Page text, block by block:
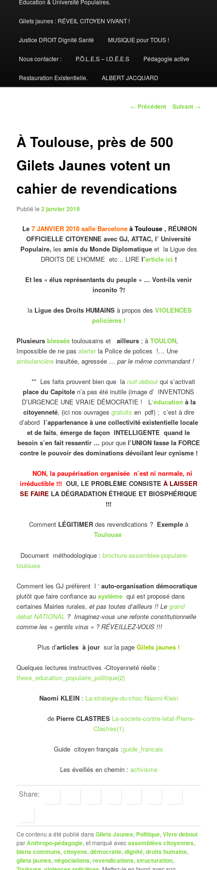
Gilets jaunes : RÉVEIL CITOYEN VIVANT !
Justice DROIT Dignité Santé MUSIQUE pour TOUS !
Nous contacter : P.Ô.L.E.S – I.D.É.E.S Pédagogie active
Restauration Existentielle. ALBERT JACQUARD
Navigation
← Précédent Suivant →
À Toulouse, près de 500
Gilets Jaunes votent un
cahier de revendications
Publié le2 janvier 2019
Le 7 JANVIER 2018 salle Barcelone à Toulouse , RÉUNION
OFFICIELLE CITOYENNE avec GJ, ATTAC, l’ Université
Populaire, les amis du Monde Diplomatiqueet la Ligue des
DROITS DE L’HOMME etc .. LIRE l’article ici !
Et les « élus représentants du peuple » … Vont-ils venir
inconito ?!
la Ligue des Droits HUMAINSà propos des VIOLENCES
policières !
Plusieursblessés toulousains et ailleurs ; àTOULON,
Impossible de ne pasalerterla Police de polices !… Une
ambulancière insultée, agressée … par le même commandant !
** Les faits prouvent bien que la nuit debout qui s’activait
place du Capitole n’a pas été inutile (image d’ INVENTONS
D’URGENCE UNE VRAIE DÉMOCRATIE ! L‘éducation à la
citoyenneté, (ici nos ouvrages gratuits en pdf) ; c’est à dire
d’abord l’appartenance à une collectivité existentielle locale
et de faits, émerge de façon INTELLIGENTE quand le
besoin s’en fait ressentir … pour que l’UNION fasse la FORCE
contre le pouvoir des dominations dévoilant leur cynisme !
NON, la paupérisation organisée n’est ni normale, ni
irréductible !!! OUI, LE PROBLÈME CONSISTE À LAISSER
SE FAIRE LA DÉGRADATION ÉTHIQUE ET BIOSPHÉRIQUE
!!!
Comment LÉGITIMERdes revendications ? Exempleà
Toulouse
Document méthodologique :brochure-assemblee-populaire-
toulouse
Comment les GJ préfèrent l ‘auto-organisation démocratique
plutôt que faire confiance ausystème qui est proposé dans
certaines Mairies rurales,et pas toutes d’ailleurs !! Le grand
débat NATIONAL ? Imaginez-vous une refonte constitutionnelle
comme les « gentils virus » ? RÉVEILLEZ-VOUS !!!
Plus d’articles à jour sur la page Gilets jaunes !
Quelques lectures instructives -Citoyenneté réelle :
these_education_populaire_politique(2)
Naomi KLEIN: La-strategie-du-choc-Naomi-Klein
de Pierre CLASTRES La-societe-contre-letat-Pierre-
Clastres(1)
Guide citoyen français :guide_francais
Les éveillés en chemin : activisme
Share:
Ce contenu a été publié dansGilets Jaunes, Politique,VIvre debout
parAnthropo-pédagogie, et marqué avecassemblées citoyennes,
biens communs,citoyens,démocratie,dignité,droits humains,
gilets jaunes,négociations,revendications,structuration,